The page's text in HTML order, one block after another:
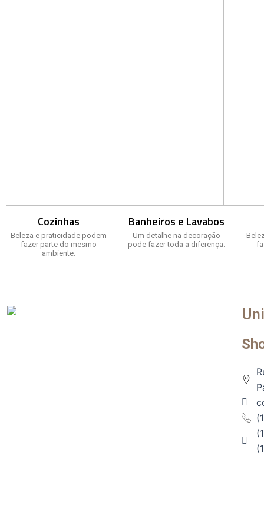
Cozinhas
Beleza e praticidade podem
fazer parte do mesmo
ambiente.
Banheiros e Lavabos
Um detalhe na decoração
pode fazer toda a diferença.